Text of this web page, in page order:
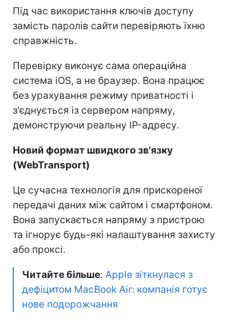
Під час використання ключів доступу
замість паролів сайти перевіряють їхню
справжність.
Перевірку виконує сама операційна
система iOS, а не браузер. Вона працює
без урахування режиму приватності і
з'єднується із сервером напряму,
демонструючи реальну IP-адресу.
Новий формат швидкого зв'язку
(WebTransport)
Це сучасна технологія для прискореної
передачі даних між сайтом і смартфоном.
Вона запускається напряму з пристрою
та ігнорує будь-які налаштування захисту
або проксі.
Читайте більше: Apple зіткнулася з
дефіцитом MacBook Air: компанія готує
нове подорожчання